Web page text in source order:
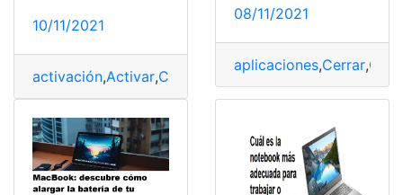
10/11/2021
activación,Activar,Computación Computador
08/11/2021
aplicaciones,Cerrar,